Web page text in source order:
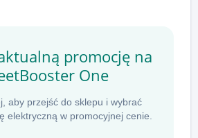
promocję na
One
aby przejść do sklepu i wybrać
elektryczną w promocyjnej cenie.